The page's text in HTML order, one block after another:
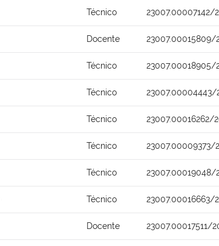
Técnico 23007.00007142/
Docente 23007.00015809/
Técnico 23007.00018905/
Técnico 23007.00004443/
Técnico 23007.00016262/
Técnico 23007.00009373/
Técnico 23007.00019048/
Técnico 23007.00016663/
Docente 23007.00017511/